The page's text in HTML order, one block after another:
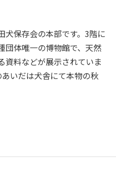
犬保存会の本部です。3階に
団体唯一の博物館で、天然
資料などが展示されていま
いだは犬舎にて本物の秋